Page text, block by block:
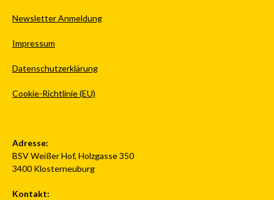
Newsletter Anmeldung
Impressum
Datenschutzerklärung
Cookie-Richtlinie (EU)
Adresse:
BSV Weißer Hof, Holzgasse 350
3400 Klosterneuburg
Kontakt: